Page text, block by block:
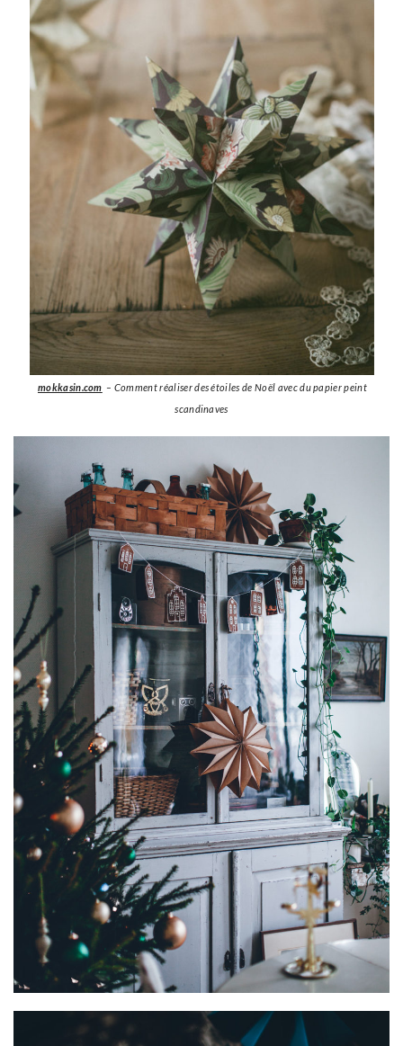
mokkasin.com – Comment réaliser des étoiles de Noël avec du papier peint
scandinaves